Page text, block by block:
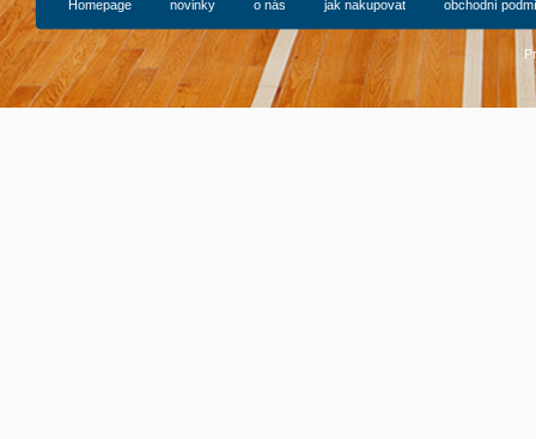
Homepage novinky o nás jak nakupovat obchodní